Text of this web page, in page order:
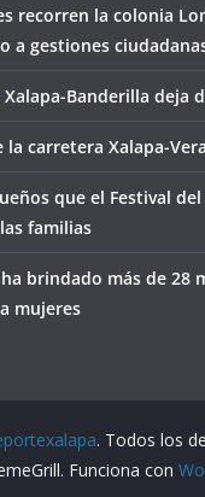
recorren la colonia
a gestiones
Banderilla deja
carretera Xalapa-
que el Festival
familias
brindado más de 28
mujeres
. Todos los
Funciona con